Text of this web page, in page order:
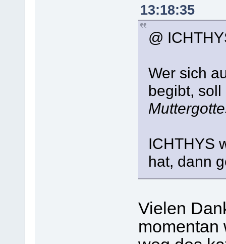
13:18:35
@
Wer sich
begibt,
ICHTHYS
hat, dann
Vielen
momentan